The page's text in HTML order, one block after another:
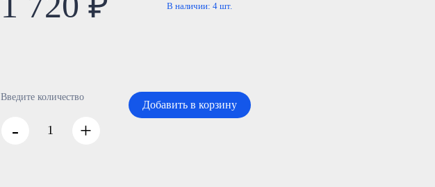
В наличии: 4 шт.
Введите количество
- +
Добавить в корзину